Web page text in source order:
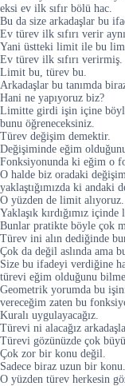
eksi ev ilk sıfır bölü hac.
Bu da size arkadaşlar bu
Ev türev ilk sıfırı verir
Yani üstteki limit ile bu
Ev türev ilk sıfırı verirmiş.
Limit bu, türev bu.
Arkadaşlar bu tanımda
Hani ne yapıyoruz biz?
Limitte girdi işin içine
bunu öğreneceksiniz.
Türev değişim demektir.
Değişiminde eğim
Fonksiyonunda ki eğim o
O halde biz oradaki
yaklaştığımızda ki
O yüzden de limit alıyoruz.
Yaklaşık kırdığımız
Bunlar pratikte böyle çok
Türev ini alın dediğinde
Çok da değil aslında ama
Size bu ifadeyi verdiğine
türevi eğim olduğunu
Geometrik yorumda bu
vereceğim zaten bu
Kuralı uygulayacağız.
Türevi ni alacağız
Türevi gözünüzde çok
Çok zor bir konu değil.
Sadece biraz uzun bir konu.
O yüzden türev herkesin